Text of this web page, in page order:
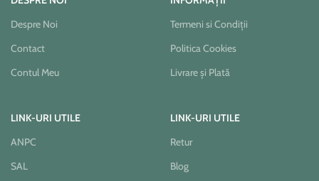
Despre Noi
Contact
Contul Meu
Termeni si Condiții
Politica Cookies
Livrare și Plată
LINK-URI UTILE
ANPC
SAL
LINK-URI UTILE
Retur
Blog